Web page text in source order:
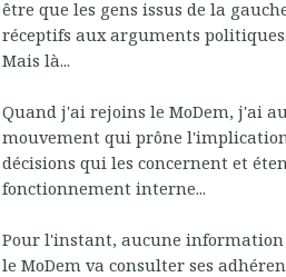
être que les gens issus de la
réceptifs aux arguments
Mais là...
Quand j'ai rejoins le MoDem, j'ai
mouvement qui prône
décisions qui les concernent et
fonctionnement interne...
Pour l'instant, aucune information
le MoDem va consulter ses